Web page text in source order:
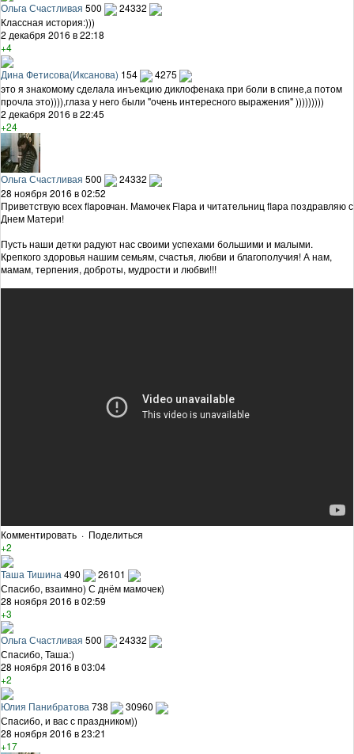
Ольга Счастливая 500
24332
Классная история:)))
2 декабря 2016 в 22:18
+4
Дина Фетисова(Иксанова) 154
4275
это я знакомому сделала инъекцию диклофенака при боли в спине,а потом
прочла это)))),глаза у него были "очень интересного выражения" )))))))))
2 декабря 2016 в 22:45
+24
Ольга Счастливая 500
24332
28 ноября 2016 в 02:52
Приветствую всех flapовчан. Мамочек Flapа и читательниц flapа поздравляю с
Днем Матери!
Пусть наши детки радуют нас своими успехами большими и малыми.
Крепкого здоровья нашим семьям, счастья, любви и благополучия! А нам,
мамам, терпения, доброты, мудрости и любви!!!
Комментировать · Поделиться
+2
Таша Тишина 490
26101
Спасибо, взаимно) С днём мамочек)
28 ноября 2016 в 02:59
+3
Ольга Счастливая 500
24332
Спасибо, Таша:)
28 ноября 2016 в 03:04
+2
Юлия Панибратова 738
30960
Спасибо, и вас с праздником))
28 ноября 2016 в 23:21
+17